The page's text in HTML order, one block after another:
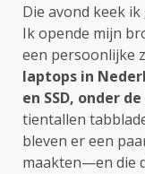
Die avond keek
Ik opende mijn
een persoonlijke
laptops in
en SSD, onder
tientallen
bleven er een
maakten—en die